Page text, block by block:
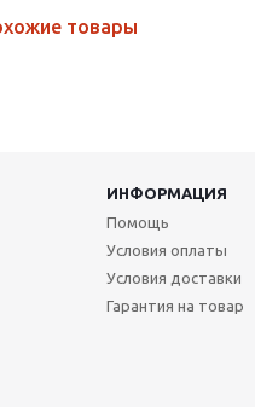
товары
ИНФОРМАЦИЯ
Помощь
Условия оплаты
Условия доставки
Гарантия на товар